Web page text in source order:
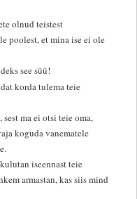
olnud teistest
poolest, et mina ise ei ole
see süü!
korda tulema teie
ma ei otsi teie oma,
koguda vanematele
iseennast teie
armastan, kas siis mind